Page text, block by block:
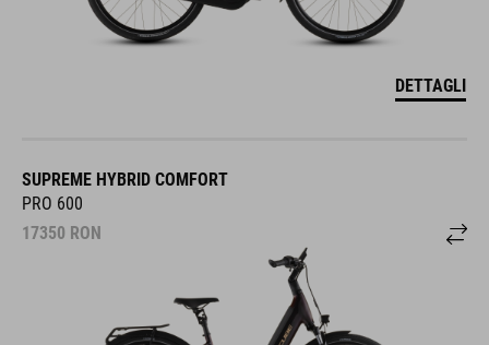
DETTAGLI
SUPREME HYBRID COMFORT
PRO 600
17350 RON